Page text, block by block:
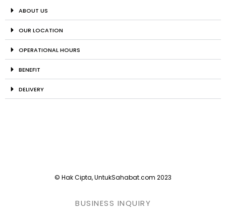
ABOUT US
OUR LOCATION
OPERATIONAL HOURS
BENEFIT
DELIVERY
© Hak Cipta, UntukSahabat.com 2023
BUSINESS INQUIRY